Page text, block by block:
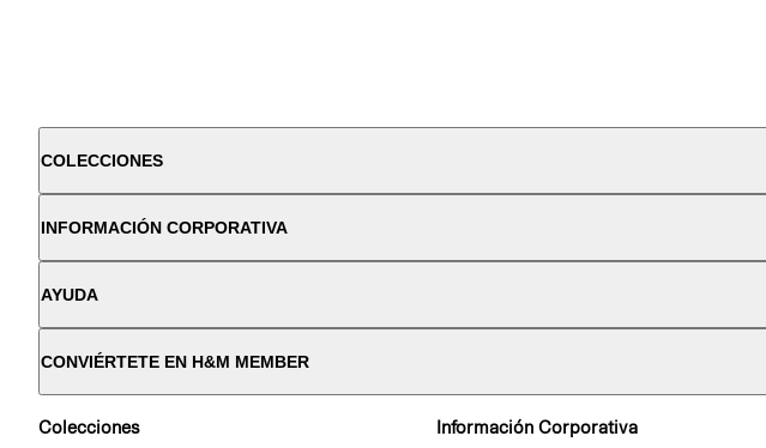
COLECCIONES
INFORMACIÓN CORPORATIVA
AYUDA
CONVIÉRTETE EN H&M MEMBER
Colecciones Información Corporativa